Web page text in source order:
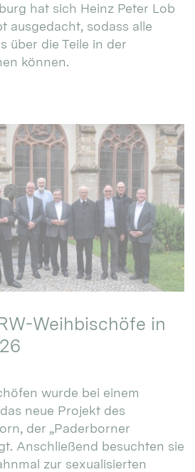
hat sich Heinz Peter Lob
ausgedacht, sodass alle
über die Teile in der
können.
Weihbischöfe in
wurde bei einem
neue Projekt des
der „Paderborner
Anschließend besuchten sie
zur sexualisierten